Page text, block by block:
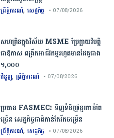
ព្រឹត្តិការណ៍, សេដ្ឋកិច្ច • 07/08/2026
សហគ្រិនក្នុងវិស័យ MSME ប្រែក្លាយវិបត្តិ
ជាឱកាស ពង្រីកអាជីវកម្មរហូតមានដៃគូជាង
១,០០០
ជំនួញ,ព្រឹត្តិការណ៍ • 07/08/2026
ប្រធាន​​ ​FASMEC​៖​ ​ទិញ​ទំនិញ​ខ្មែរ​កាន់តែ​
ច្រើន​ ​សេដ្ឋកិច្ច​ជាតិ​កាន់តែ​រីកចម្រើន​
ព្រឹត្តិការណ៍, សេដ្ឋកិច្ច • 07/08/2026